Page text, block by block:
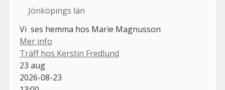
Jönköpings län
Vi ses hemma hos Marie Magnusson
Mer info
Träff hos Kerstin Fredlund
23 aug
2026-08-23